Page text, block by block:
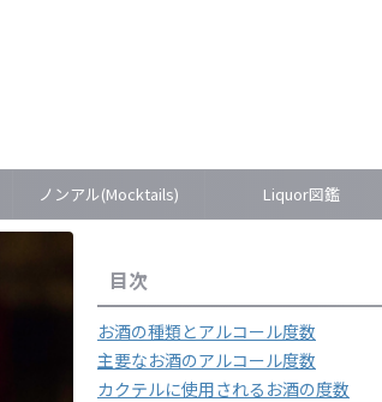
ノンアル(Mocktails) Liquor図鑑
目次
お酒の種類とアルコール度数
主要なお酒のアルコール度数
カクテルに使用されるお酒の度数